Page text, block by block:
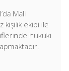
Mali
kişilik ekibi ile
hukuki